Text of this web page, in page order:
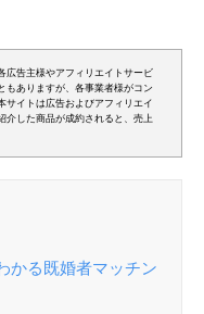
広告主様やアフィリエイトサービ
もありますが、各事業者様がコン
サイトは広告およびアフィリエイ
介した商品が成約されると、売上
かる既婚者マッチン